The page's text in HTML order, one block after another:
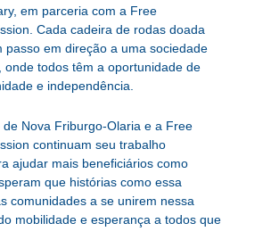
em parceria com a Free
Cada cadeira de rodas doada
passo em direção a uma sociedade
onde todos têm a oportunidade de
e independência.
de Nova Friburgo-Olaria e a Free
continuam seu trabalho
ajudar mais beneficiários como
que histórias como essa
comunidades a se unirem nessa
mobilidade e esperança a todos que